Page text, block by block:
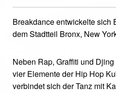
Breakdance entwickelte sich
dem Stadtteil Bronx, New
Neben Rap, Graffiti und
vier Elemente der Hip Hop
verbindet sich der Tanz mit